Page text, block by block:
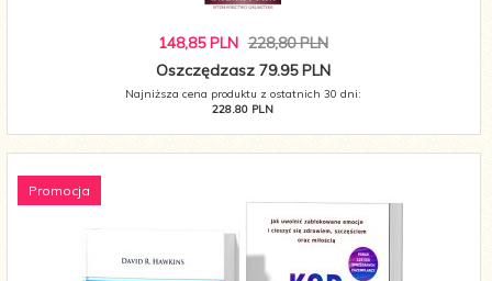
148,85 PLN 228,80 PLN
Oszczędzasz 79.95 PLN
Najniższa cena produktu z ostatnich 30 dni:
228.80 PLN
Promocja